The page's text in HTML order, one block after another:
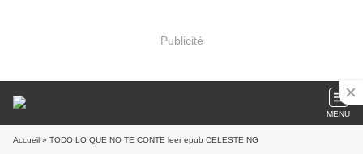
Publicité
MENU
Accueil » TODO LO QUE NO TE CONTE leer epub CELESTE NG